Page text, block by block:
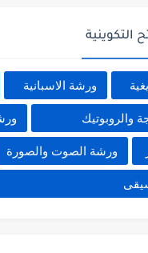
التكوينية
ورشة الاسبانية
والروبوتيك
ورشة الصوت والصورة